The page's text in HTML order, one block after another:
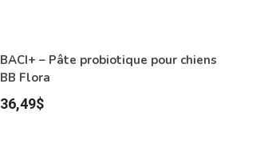
BACI+ – Pâte probiotique pour chiens
BB Flora
36,49$